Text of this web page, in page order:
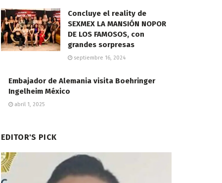
Concluye el reality de
SEXMEX LA MANSIÓN NOPOR
DE LOS FAMOSOS, con
grandes sorpresas
septiembre 16, 2024
Embajador de Alemania visita Boehringer
Ingelheim México
abril 1, 2025
EDITOR'S PICK